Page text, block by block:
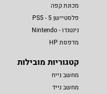
מכונת קפה
פלסטיישן 5 - PS5
נינטנדו - Nintendo
מדפסת HP
קטגוריות מובילות
מחשב נייח
מחשב נייד